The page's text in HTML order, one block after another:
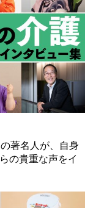
著名人が、自身
の貴重な声をイ